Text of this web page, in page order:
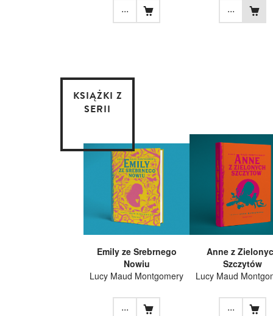
... ...
KSIĄŻKI Z
SERII
Emily ze Srebrnego
Nowiu
Lucy Maud Montgomery
...
Anne z
Szczytów
Lucy Maud
...